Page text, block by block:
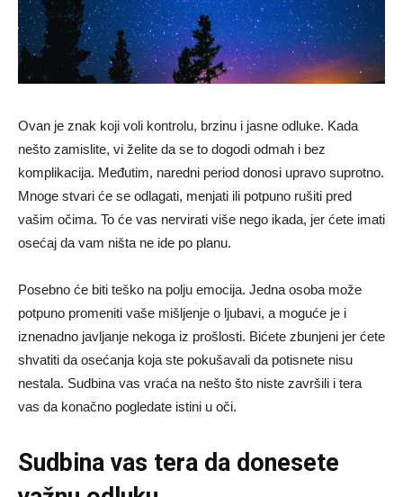
Ovan je znak koji voli kontrolu, brzinu i jasne odluke. Kada
nešto zamislite, vi želite da se to dogodi odmah i bez
komplikacija. Međutim, naredni period donosi upravo suprotno.
Mnoge stvari će se odlagati, menjati ili potpuno rušiti pred
vašim očima. To će vas nervirati više nego ikada, jer ćete imati
osećaj da vam ništa ne ide po planu.
Posebno će biti teško na polju emocija. Jedna osoba može
potpuno promeniti vaše mišljenje o ljubavi, a moguće je i
iznenadno javljanje nekoga iz prošlosti. Bićete zbunjeni jer ćete
shvatiti da osećanja koja ste pokušavali da potisnete nisu
nestala. Sudbina vas vraća na nešto što niste završili i tera
vas da konačno pogledate istini u oči.
Sudbina vas tera da donesete